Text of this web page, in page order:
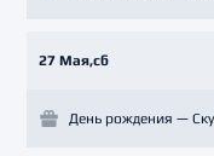
27 Мая,сб
День рождения —